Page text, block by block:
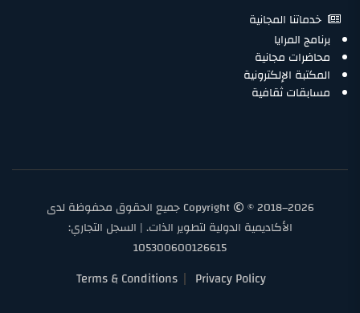
خدماتنا المجانية
برنامج المرايا
محاضرات مجانية
المكتبة الإلكترونية
مسابقات ثقافية
Copyright© 2018–2026 جميع الحقوق محفوظة لدى
الأكاديمية الدولية لتطوير الذات. | السجل التجاري:
105300600126615
Privacy Policy
Terms & Conditions